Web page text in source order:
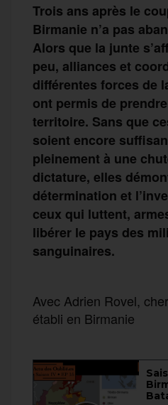
Trois ans après le
Birmanie n’a pas
Alors que la junte
peu, alliances et
différentes forces de
ont permis de
territoire. Sans que
soient encore
pleinement à une
dictature, elles
détermination et
ceux qui luttent,
libérer le pays des
sanguinaires.
Avec Adrien Rovel,
établi en Birmanie